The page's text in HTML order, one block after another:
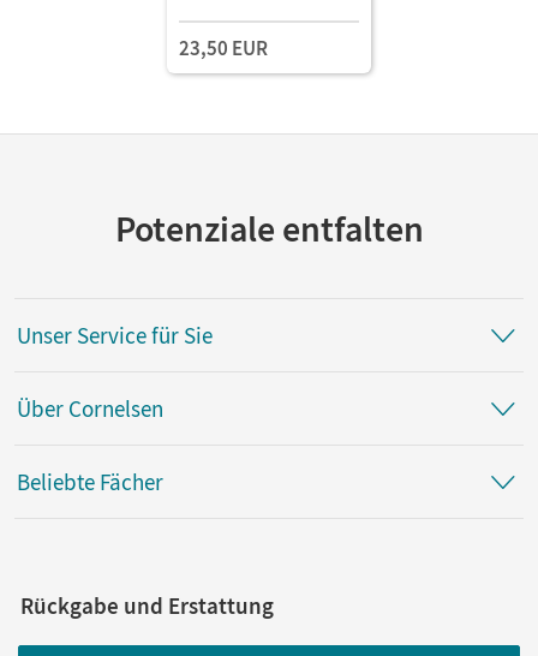
Hilfen, Erklärfilmen und
interaktiven Übungen
23,50 EUR
Potenziale entfalten
Unser Service für Sie
Über Cornelsen
Beliebte Fächer
Rückgabe und Erstattung